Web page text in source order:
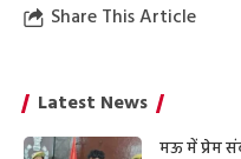
Share This Article
Latest News
मऊ में प्रेम